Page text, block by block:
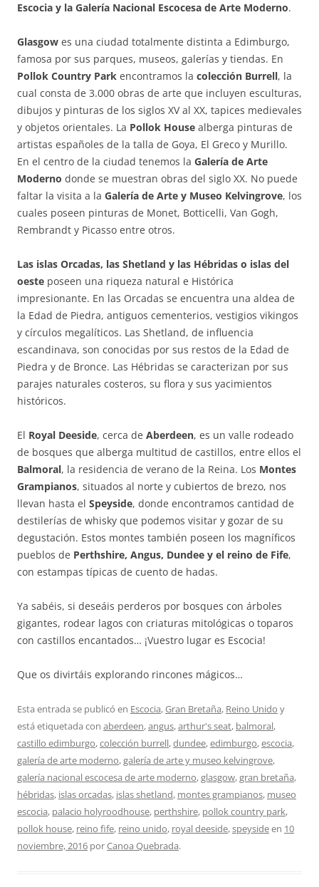
Escocia y la Galería Nacional Escocesa de Arte Moderno.
Glasgow es una ciudad totalmente distinta a Edimburgo,
famosa por sus parques, museos, galerías y tiendas. En
Pollok Country Park encontramos la colección Burrell, la
cual consta de 3.000 obras de arte que incluyen esculturas,
dibujos y pinturas de los siglos XV al XX, tapices medievales
y objetos orientales. La Pollok House alberga pinturas de
artistas españoles de la talla de Goya, El Greco y Murillo.
En el centro de la ciudad tenemos la Galería de Arte
Moderno donde se muestran obras del siglo XX. No puede
faltar la visita a la Galería de Arte y Museo Kelvingrove, los
cuales poseen pinturas de Monet, Botticelli, Van Gogh,
Rembrandt y Picasso entre otros.
Las islas Orcadas, las Shetland y las Hébridas o islas del
oeste poseen una riqueza natural e Histórica
impresionante. En las Orcadas se encuentra una aldea de
la Edad de Piedra, antiguos cementerios, vestigios vikingos
y círculos megalíticos. Las Shetland, de influencia
escandinava, son conocidas por sus restos de la Edad de
Piedra y de Bronce. Las Hébridas se caracterizan por sus
parajes naturales costeros, su flora y sus yacimientos
históricos.
El Royal Deeside, cerca de Aberdeen, es un valle rodeado
de bosques que alberga multitud de castillos, entre ellos el
Balmoral, la residencia de verano de la Reina. Los Montes
Grampianos, situados al norte y cubiertos de brezo, nos
llevan hasta el Speyside, donde encontramos cantidad de
destilerías de whisky que podemos visitar y gozar de su
degustación. Estos montes también poseen los magníficos
pueblos de Perthshire, Angus, Dundee y el reino de Fife,
con estampas típicas de cuento de hadas.
Ya sabéis, si deseáis perderos por bosques con árboles
gigantes, rodear lagos con criaturas mitológicas o toparos
con castillos encantados… ¡Vuestro lugar es Escocia!
Que os divirtáis explorando rincones mágicos…
Esta entrada se publicó en Escocia,Gran Bretaña, Reino Unido y
está etiquetada con aberdeen,angus,arthur's seat, balmoral,
castillo edimburgo,colección burrell,dundee,edimburgo,escocia,
galería de arte moderno,galería de arte y museo kelvingrove,
galería nacional escocesa de arte moderno,glasgow,gran bretaña,
hébridas, islas orcadas, islas shetland, montes grampianos, museo
escocia, palacio holyroodhouse, perthshire, pollok country park,
pollok house, reino fife, reino unido, royal deeside,speysideen 10
noviembre, 2016 porCanoa Quebrada.